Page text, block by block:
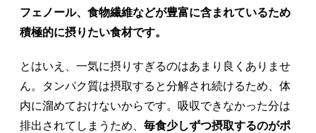
フェノール、食物繊維などが豊富に含まれているため
積極的に摂りたい食材です。
とはいえ、一気に摂りすぎるのはあまり良くありませ
ん。タンパク質は摂取すると分解され続けるため、体
内に溜めておけないからです。吸収できなかった分は
排出されてしまうため、 毎食少しずつ摂取するのがポ